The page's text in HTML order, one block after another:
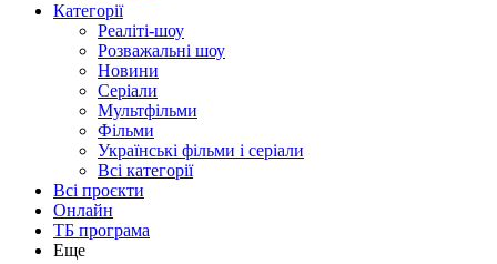
Категорії
Реаліті-шоу
Розважальні шоу
Новини
Серіали
Мультфільми
Фільми
Українські фільми і серіали
Всі категорії
Всі проєкти
Онлайн
ТБ програма
Еще